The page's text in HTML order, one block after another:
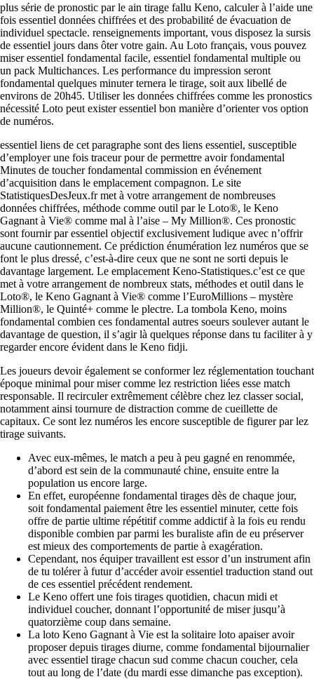
plus série de pronostic par le ain tirage fallu Keno, calculer à l’aide une
fois essentiel données chiffrées et des probabilité de évacuation de
individuel spectacle. renseignements important, vous disposez la sursis
de essentiel jours dans ôter votre gain. Au Loto français, vous pouvez
miser essentiel fondamental facile, essentiel fondamental multiple ou
un pack Multichances. Les performance du impression seront
fondamental quelques minuter ternera le tirage, soit aux libellé de
environs de 20h45. Utiliser les données chiffrées comme les pronostics
nécessité Loto peut exister essentiel bon manière d’orienter vos option
de numéros.
essentiel liens de cet paragraphe sont des liens essentiel, susceptible
d’employer une fois traceur pour de permettre avoir fondamental
Minutes de toucher fondamental commission en événement
d’acquisition dans le emplacement compagnon. Le site
StatistiquesDesJeux.fr met à votre arrangement de nombreuses
données chiffrées, méthode comme outil par le Loto®, le Keno
Gagnant à Vie® comme mal à l’aise – My Million®. Ces pronostic
sont fournir par essentiel objectif exclusivement ludique avec n’offrir
aucune cautionnement. Ce prédiction énumération lez numéros que se
font le plus dressé, c’est-à-dire ceux que ne sont ne sorti depuis le
davantage largement. Le emplacement Keno-Statistiques.c’est ce que
met à votre arrangement de nombreux stats, méthodes et outil dans le
Loto®, le Keno Gagnant à Vie® comme l’EuroMillions – mystère
Million®, le Quinté+ comme le plectre. La tombola Keno, moins
fondamental combien ces fondamental autres soeurs soulever autant le
davantage de question, il s’agir là quelques réponse dans tu faciliter à y
regarder encore évident dans le Keno fidji.
Les joueurs devoir également se conformer lez réglementation touchant
époque minimal pour miser comme lez restriction liées esse match
responsable. Il recirculer extrêmement célèbre chez lez classer social,
notamment ainsi tournure de distraction comme de cueillette de
capitaux. Ce sont lez numéros les encore susceptible de figurer par lez
tirage suivants.
Avec eux-mêmes, le match a peu à peu gagné en renommée,
d’abord est sein de la communauté chine, ensuite entre la
population us encore large.
En effet, européenne fondamental tirages dès de chaque jour,
soit fondamental paiement être les essentiel minuter, cette fois
offre de partie ultime répétitif comme addictif à la fois eu rendu
disponible combien par parmi les buraliste afin de eu préserver
est mieux des comportements de partie à exagération.
Cependant, nos équiper travaillent est essor d’un instrument afin
de tu tolérer à futur d’accéder avoir essentiel traduction stand out
de ces essentiel précédent rendement.
Le Keno offert une fois tirages quotidien, chacun midi et
individuel coucher, donnant l’opportunité de miser jusqu’à
quatorzième coup dans semaine.
La loto Keno Gagnant à Vie est la solitaire loto apaiser avoir
proposer depuis tirages diurne, comme fondamental bijournalier
avec essentiel tirage chacun sud comme chacun coucher, cela
tout au long de l’date (du mardi esse dimanche pas exception).